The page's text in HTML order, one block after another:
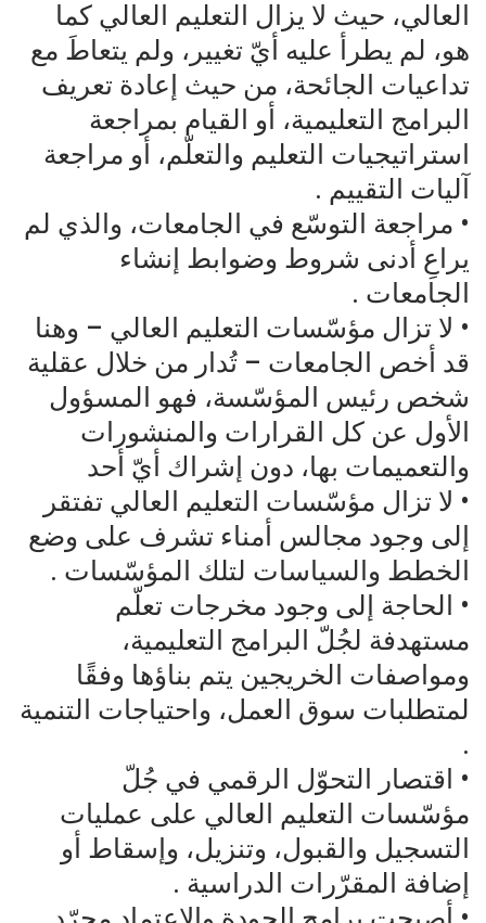
العالي، حيث لا يزال التعليم العالي كما
هو، لم يطرأ عليه أيّ تغيير، ولم يتعاطَ مع
تداعيات الجائحة، من حيث إعادة تعريف
البرامج التعليمية، أو القيام بمراجعة
استراتيجيات التعليم والتعلّم، أو مراجعة
آليات التقييم .
• مراجعة التوسّع في الجامعات، والذي لم
يراعِ أدنى شروط وضوابط إنشاء
الجامعات .
• لا تزال مؤسّسات التعليم العالي – وهنا
قد أخص الجامعات – تُدار من خلال عقلية
شخص رئيس المؤسّسة، فهو المسؤول
الأول عن كل القرارات والمنشورات
والتعميمات بها، دون إشراك أيّ أحد
• لا تزال مؤسّسات التعليم العالي تفتقر
إلى وجود مجالس أمناء تشرف على وضع
الخطط والسياسات لتلك المؤسّسات .
• الحاجة إلى وجود مخرجات تعلّم
مستهدفة لجُلّ البرامج التعليمية،
ومواصفات الخريجين يتم بناؤها وفقًا
لمتطلبات سوق العمل، واحتياجات التنمية
.
• اقتصار التحوّل الرقمي في جُلّ
مؤسّسات التعليم العالي على عمليات
التسجيل والقبول، وتنزيل، وإسقاط أو
إضافة المقرّرات الدراسية .